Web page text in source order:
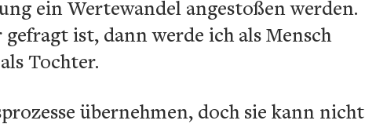
ein Wertewandel angestoßen werden.
ist, dann werde ich als Mensch
Tochter.
übernehmen, doch sie kann nicht